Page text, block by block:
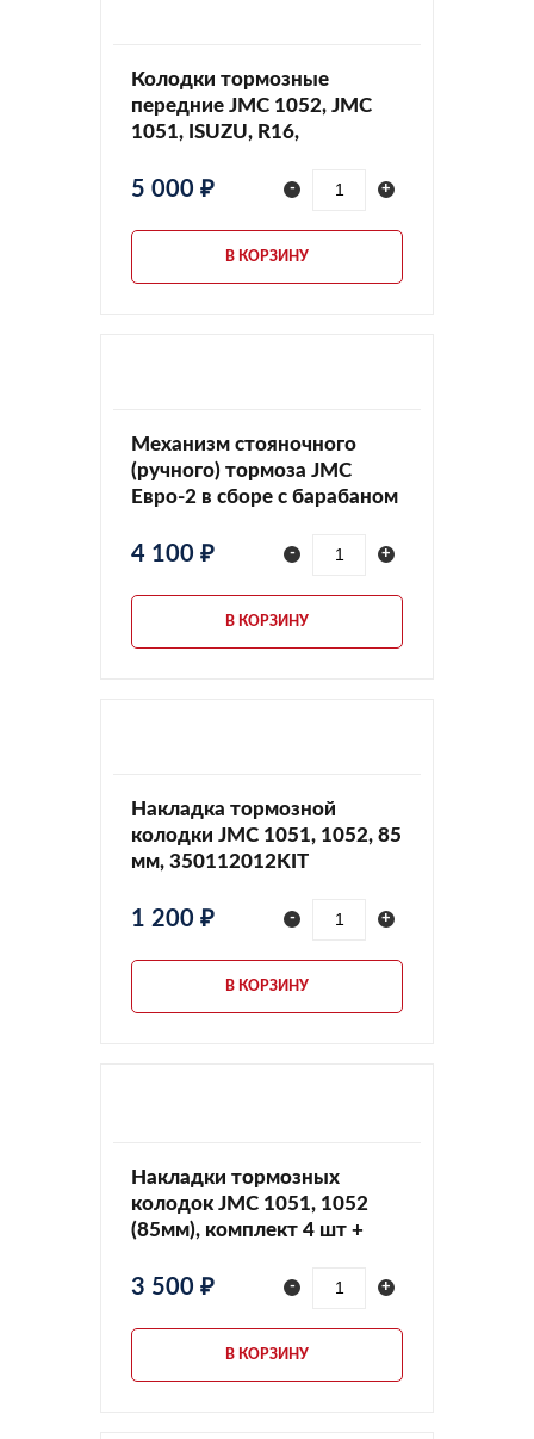
Колодки тормозные
передние JMC 1052, JMC
1051, ISUZU, R16,
5 000 ₽ - +
В КОРЗИНУ
Механизм стояночного
(ручного) тормоза JMC
Евро-2 в сборе с барабаном
4 100 ₽ - +
В КОРЗИНУ
Накладка тормозной
колодки JMC 1051, 1052, 85
мм, 350112012KIT
1 200 ₽ - +
В КОРЗИНУ
Накладки тормозных
колодок JMC 1051, 1052
(85мм), комплект 4 шт +
3 500 ₽ - +
В КОРЗИНУ